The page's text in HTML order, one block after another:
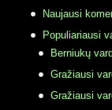
Naujausi
Populiariausi
Berniukų
Gražiausi
Gražiausi